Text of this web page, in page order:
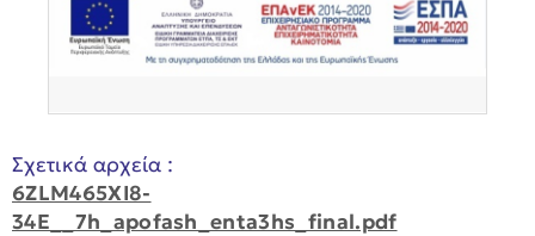
Σχετικά αρχεία :
6ZLM465XI8-
34E__7h_apofash_enta3hs_final.pdf